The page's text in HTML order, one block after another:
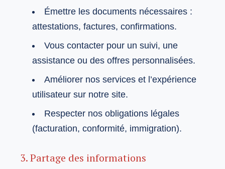
Émettre les documents nécessaires :
attestations, factures, confirmations.
Vous contacter pour un suivi, une
assistance ou des offres personnalisées.
Améliorer nos services et l’expérience
utilisateur sur notre site.
Respecter nos obligations légales
(facturation, conformité, immigration).
3. Partage des informations